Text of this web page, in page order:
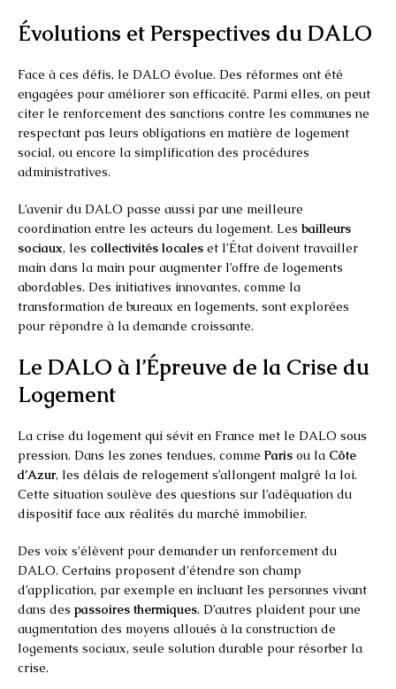
Évolutions et Perspectives du DALO
Face à ces défis, le DALO évolue. Des réformes ont été
engagées pour améliorer son efficacité. Parmi elles, on peut
citer le renforcement des sanctions contre les communes ne
respectant pas leurs obligations en matière de logement
social, ou encore la simplification des procédures
administratives.
L’avenir du DALO passe aussi par une meilleure
coordination entre les acteurs du logement. Les bailleurs
sociaux, les collectivités locales et l’État doivent travailler
main dans la main pour augmenter l’offre de logements
abordables. Des initiatives innovantes, comme la
transformation de bureaux en logements, sont explorées
pour répondre à la demande croissante.
Le DALO à l’Épreuve de la Crise du
Logement
La crise du logement qui sévit en France met le DALO sous
pression. Dans les zones tendues, comme Paris ou la Côte
d’Azur, les délais de relogement s’allongent malgré la loi.
Cette situation soulève des questions sur l’adéquation du
dispositif face aux réalités du marché immobilier.
Des voix s’élèvent pour demander un renforcement du
DALO. Certains proposent d’étendre son champ
d’application, par exemple en incluant les personnes vivant
dans des passoires thermiques. D’autres plaident pour une
augmentation des moyens alloués à la construction de
logements sociaux, seule solution durable pour résorber la
crise.